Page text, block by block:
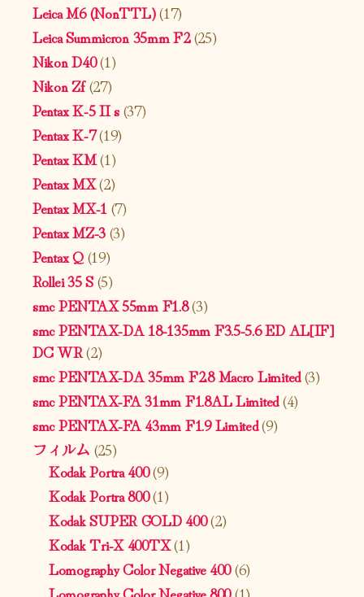
Leica M6 (NonTTL)(17)
Leica Summicron 35mm F2(25)
Nikon D40(1)
Nikon Zf(27)
Pentax K-5 II s(37)
Pentax K-7(19)
Pentax KM(1)
Pentax MX(2)
Pentax MX-1 (7)
Pentax MZ-3(3)
Pentax Q(19)
Rollei 35 S(5)
smc PENTAX 55mm F1.8(3)
smc PENTAX-DA 18-135mm F3.5-5.6 ED AL[IF]
DC WR(2)
smc PENTAX-DA 35mm F2.8 Macro Limited(3)
smc PENTAX-FA 31mm F1.8AL Limited(4)
smc PENTAX-FA 43mm F1.9 Limited(9)
フィルム (25)
Kodak Portra 400(9)
Kodak Portra 800(1)
Kodak SUPER GOLD 400(2)
Kodak Tri-X 400TX(1)
Lomography Color Negative 400(6)
Lomography Color Negative 800(1)